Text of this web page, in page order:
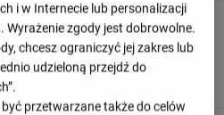
Ismaila Sarr powinien był
i w Internecie lub personalizacji
zgody jest dobrowolne.
chcesz ograniczyć jej zakres lub
udzieloną przejdź do
przetwarzane także do celów